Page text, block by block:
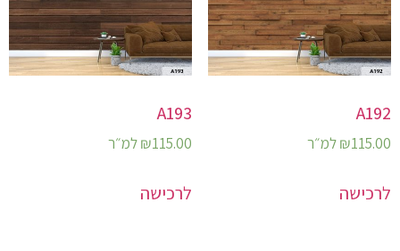
A192
₪115.00 למ״ר
לרכישה
A193
₪115.00 למ״ר
לרכישה